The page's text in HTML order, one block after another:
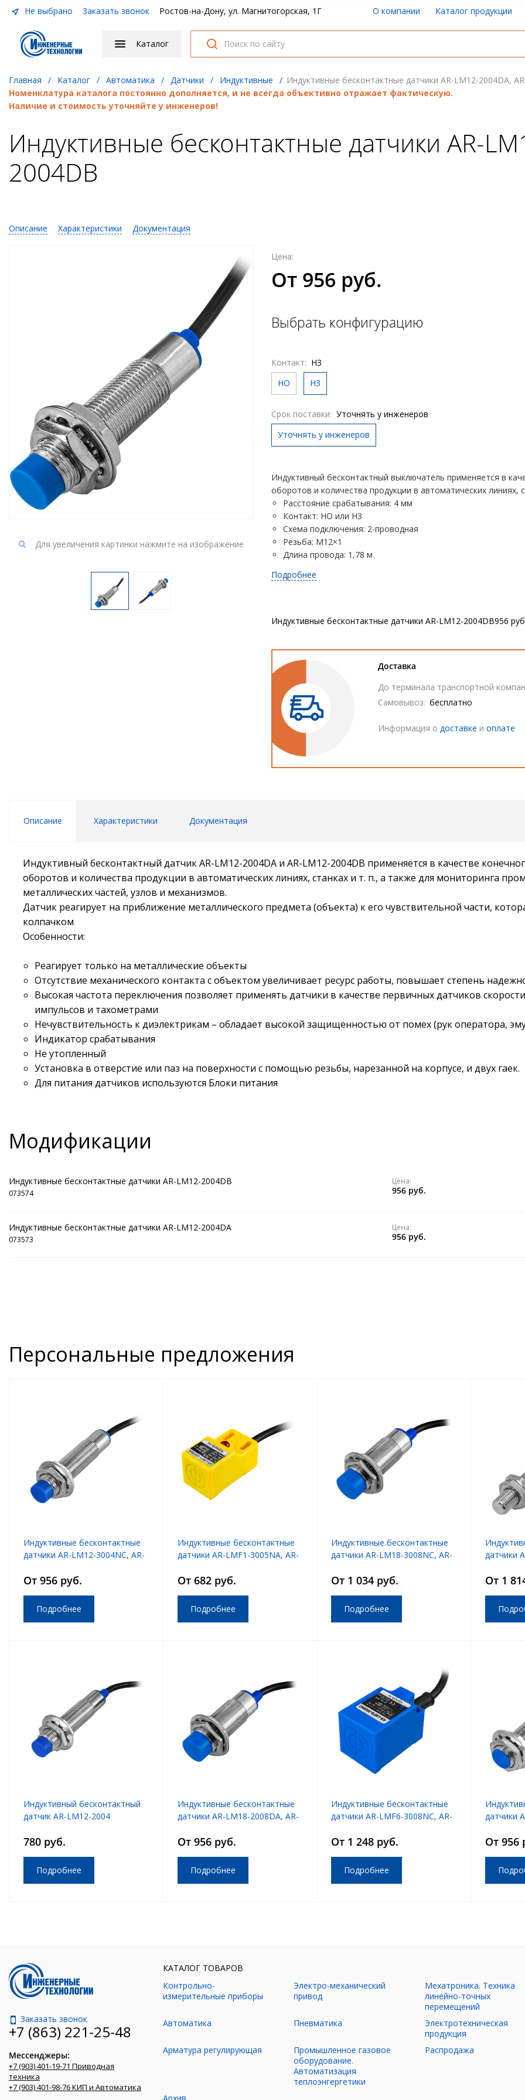
Не выбрано Заказать звонок Ростов-на-Дону, ул. Магнитогорская, 1Г О компании Каталог продукции
Каталог
Главная / Каталог / Автоматика / Датчики / Индуктивные / Индуктивные бесконтактные датчики AR-LM12-2004DA,
Номенклатура каталога постоянно дополняется, и не всегда объективно отражает фактическую.
Наличие и стоимость уточняйте у инженеров!
Индуктивные бесконтактные датчики AR-
2004DB
Описание Характеристики Документация
Для увеличения картинки нажмите на изображение
Цена:
От 956 руб.
Выбрать конфигурацию
Контакт: НЗ
НО
НЗ
Срок поставки: Уточнять у инженеров
Уточнять у инженеров
Индуктивный бесконтактный выключатель применяется в
оборотов и количества продукции в автоматических линиях,
Расстояние срабатывания: 4 мм
Контакт: HО или НЗ
Схема подключения: 2-проводная
Резьба: М12×1
Длина провода: 1,78 м
Подробнее
Индуктивные бесконтактные датчики AR-LM12-2004DB956
Доставка
До терминала транспортной
Самовывоз: бесплатно
Информация о доставке и оплате
Описание Характеристики Документация
Индуктивный бесконтактный датчик AR-LM12-2004DA и AR-LM12-2004DB применяется в качестве
оборотов и количества продукции в автоматических линиях, станках и т. п., а также для мониторинга
металлических частей, узлов и механизмов.
Датчик реагирует на приближение металлического предмета (объекта) к его чувствительной части,
колпачком
Особенности:
Реагирует только на металлические объекты
Отсутствие механического контакта с объектом увеличивает ресурс работы, повышает степень
Высокая частота переключения позволяет применять датчики в качестве первичных датчиков
импульсов и тахометрами
Нечувствительность к диэлектрикам – обладает высокой защищенностью от помех (рук оператора,
Индикатор срабатывания
Не утопленный
Установка в отверстие или паз на поверхности с помощью резьбы, нарезанной на корпусе, и двух гаек.
Для питания датчиков используются Блоки питания
Модификации
Индуктивные бесконтактные датчики AR-LM12-2004DB
073574
Цена:
956 руб.
Индуктивные бесконтактные датчики AR-LM12-2004DA
073573
Цена:
956 руб.
Персональные предложения
Индуктивные бесконтактные
датчики AR-LM12-3004NC, AR-
От 956 руб.
Подробнее
Индуктивные бесконтактные
датчики AR-LMF1-3005NA, AR-
От 682 руб.
Подробнее
Индуктивные бесконтактные
датчики AR-LM18-3008NC, AR-
От 1 034 руб.
Подробнее
датчики
От 1
Индуктивный бесконтактный
датчик AR-LM12-2004
780 руб.
Подробнее
Индуктивные бесконтактные
датчики AR-LM18-2008DA, AR-
От 956 руб.
Подробнее
Индуктивные бесконтактные
датчики AR-LMF6-3008NC, AR-
От 1 248 руб.
Подробнее
датчики
От 956
Заказать звонок
+7 (863) 221-25-48
Мессенджеры:
+7 (903) 401-19-71 Приводная
техника
+7 (903) 401-98-76 КИП и Автоматика
КАТАЛОГ ТОВАРОВ
Контрольно-
измерительные приборы
Электро-механический
привод
Мехатроника. Техника
линейно-точных
перемещений
Автоматика
Пневматика
Электротехническая
продукция
Арматура регулирующая
Промышленное газовое
оборудование.
Автоматизация
теплоэнгергетики
Распродажа